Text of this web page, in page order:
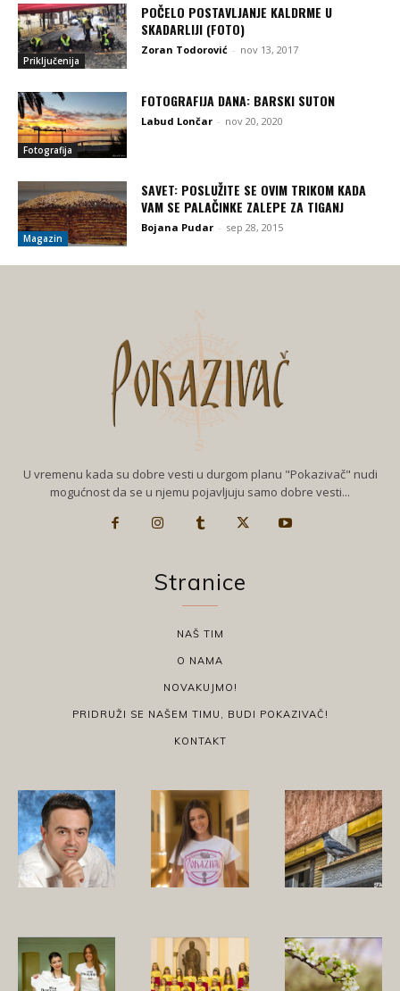
Priključenija
POČELO POSTAVLJANJE KALDRME U
SKADARLIJI (FOTO)
Zoran Todorović - nov 13, 2017
Fotografija
FOTOGRAFIJA DANA: BARSKI SUTON
Labud Lončar - nov 20, 2020
Magazin
SAVET: POSLUŽITE SE OVIM TRIKOM KADA
VAM SE PALAČINKE ZALEPE ZA TIGANJ
Bojana Pudar - sep 28, 2015
U vremenu kada su dobre vesti u durgom planu "Pokazivač" nudi
mogućnost da se u njemu pojavljuju samo dobre vesti...
Stranice
NAŠ TIM
O NAMA
NOVAKUJMO!
PRIDRUŽI SE NAŠEM TIMU, BUDI POKAZIVAČ!
KONTAKT